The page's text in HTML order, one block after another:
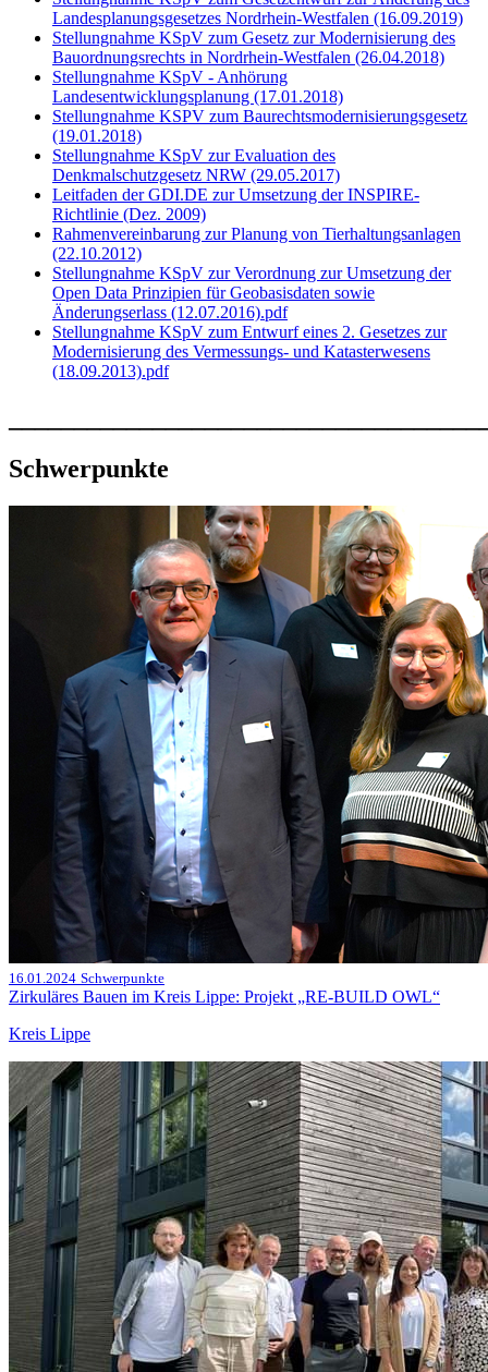
Landesplanungsgesetzes Nordrhein-Westfalen (16.09.2019)
Stellungnahme KSpV zum Gesetz zur Modernisierung des
Bauordnungsrechts in Nordrhein-Westfalen (26.04.2018)
Stellungnahme KSpV - Anhörung
Landesentwicklungsplanung (17.01.2018)
Stellungnahme KSPV zum Baurechtsmodernisierungsgesetz
(19.01.2018)
Stellungnahme KSpV zur Evaluation des
Denkmalschutzgesetz NRW (29.05.2017)
Leitfaden der GDI.DE zur Umsetzung der INSPIRE-
Richtlinie (Dez. 2009)
Rahmenvereinbarung zur Planung von Tierhaltungsanlagen
(22.10.2012)
Stellungnahme KSpV zur Verordnung zur Umsetzung der
Open Data Prinzipien für Geobasisdaten sowie
Änderungserlass (12.07.2016).pdf
Stellungnahme KSpV zum Entwurf eines 2. Gesetzes zur
Modernisierung des Vermessungs- und Katasterwesens
(18.09.2013).pdf
Schwerpunkte
16.01.2024 Schwerpunkte
Zirkuläres Bauen im Kreis Lippe: Projekt „RE-BUILD OWL“
Kreis Lippe